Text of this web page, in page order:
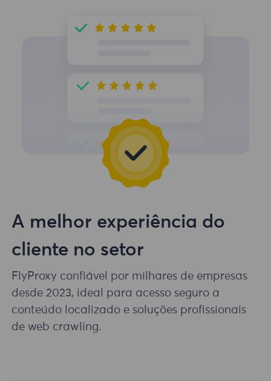
A melhor experiência do
cliente no setor
FlyProxy confiável por milhares de empresas
desde 2023, ideal para acesso seguro a
conteúdo localizado e soluções profissionais
de web crawling.